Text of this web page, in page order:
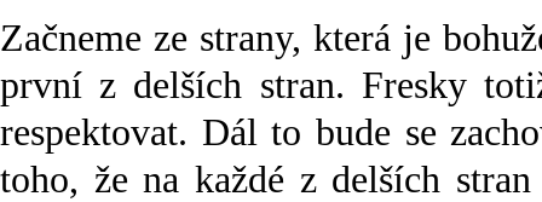
Začneme ze strany, která je
první z delších stran. Fresky
respektovat. Dál to bude se
toho, že na každé z delších